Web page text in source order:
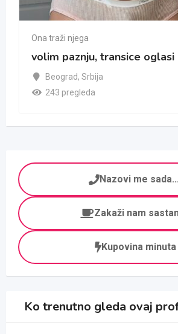
Ona traži njega
volim paznju, transice oglasi
Beograd, Srbija
243 pregleda
Nazovi me
Zakaži nam
Kupovina minuta
Ko trenutno gleda ovaj